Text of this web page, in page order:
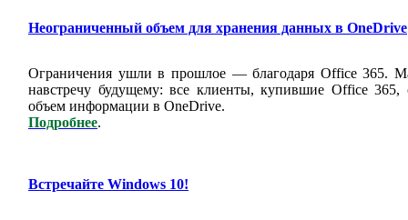
Неограниченный объем для хранения данных в OneDrive
Ограничения ушли в прошлое — благодаря Office 365.
навстречу будущему: все клиенты, купившие Office 365,
объем информации в OneDrive.
Подробнее.
Встречайте Windows 10!